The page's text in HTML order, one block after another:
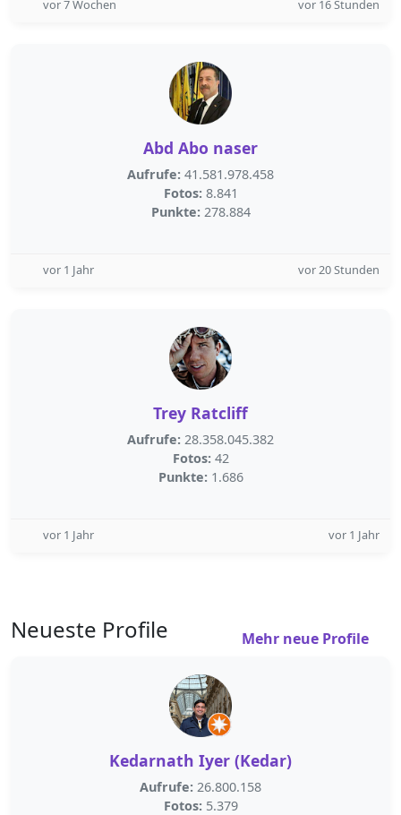
vor 7 Wochen vor 16 Stunden
Abd Abo naser
Aufrufe: 41.581.978.458
Fotos: 8.841
Punkte: 278.884
vor 1 Jahr vor 20 Stunden
Trey Ratcliff
Aufrufe: 28.358.045.382
Fotos: 42
Punkte: 1.686
vor 1 Jahr vor 1 Jahr
Neueste Profile Mehr neue Profile
Kedarnath Iyer (Kedar)
Aufrufe: 26.800.158
Fotos: 5.379